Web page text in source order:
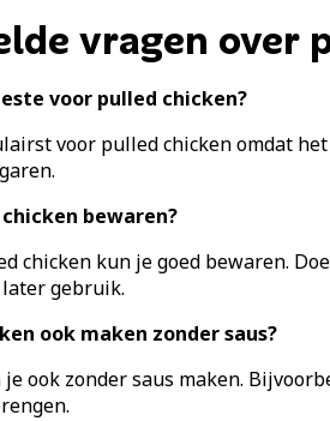
vragen over
voor pulled chicken?
voor pulled chicken omdat
bewaren?
chicken kun je goed bewaren.
gebruik.
ook maken zonder saus?
ook zonder saus maken.